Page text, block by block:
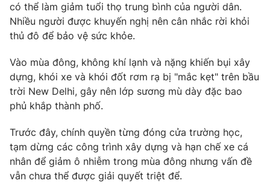
Theo dõi báo trên
Cơ quan chủ quản: Đài Truyền hình Việt Nam
Cơ quan báo chí: Thời báo VTV
Giấy phép hoạt động báo in và báo điện tử số 483/GP-BTTTT
Tổng Biên tập:Vũ Thanh Thủy
Phó Tổng Biên tập:Nguyễn Thị Mỹ Hạnh, Phạm Quốc Thắng,
Nguyễn Trọng Ninh
Tổng đài VTV:024.38 355 931 - 024.38 355 932
có thể làm giảm tuổi thọ trung bình của người dân.
Nhiều người được khuyến nghị nên cân nhắc rời khỏi
thủ đô để bảo vệ sức khỏe.
Vào mùa đông, không khí lạnh và nặng khiến bụi xây
dựng, khói xe và khói đốt rơm rạ bị "mắc kẹt" trên bầu
trời New Delhi, gây nên lớp sương mù dày đặc bao
phủ khắp thành phố.
Trước đây, chính quyền từng đóng cửa trường học,
tạm dừng các công trình xây dựng và hạn chế xe cá
nhân để giảm ô nhiễm trong mùa đông nhưng vấn đề
vẫn chưa thể được giải quyết triệt để.